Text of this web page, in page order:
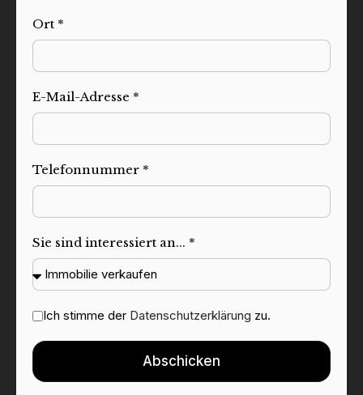
Ort *
E-Mail-Adresse *
Telefonnummer *
Sie sind interessiert an... *
Ich stimme der Datenschutzerklärung zu.
Abschicken